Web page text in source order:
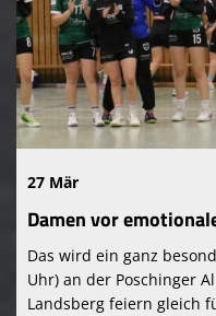
27 Mär
Damen vor
Das wird ein ganz
Uhr) an der Poschinger
Landsberg feiern gleich